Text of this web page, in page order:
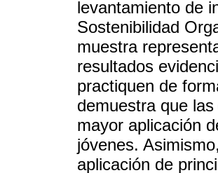
levantamiento de
Sostenibilidad
muestra
resultados
practiquen de
demuestra que
mayor aplicación
jóvenes.
aplicación de